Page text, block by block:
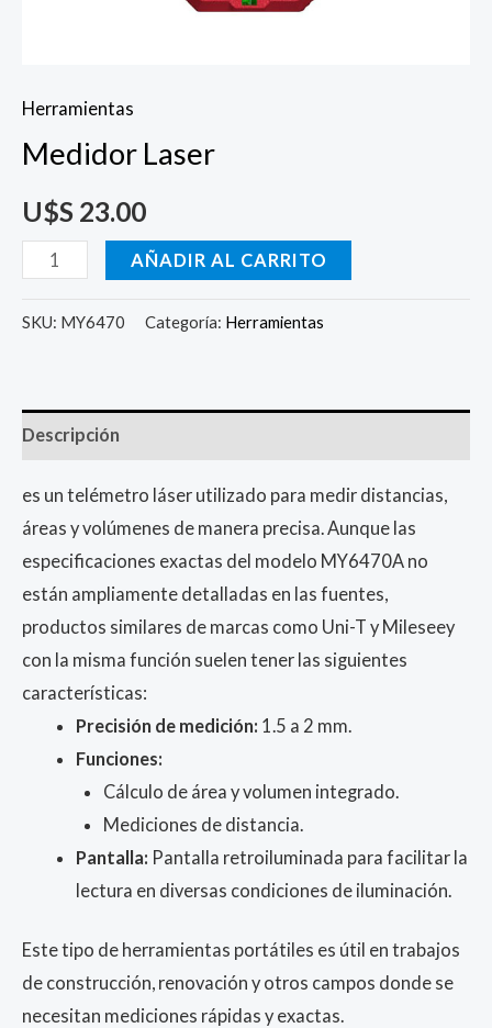
Herramientas
Medidor Laser
U$S 23.00
AÑADIR AL CARRITO
SKU: MY6470 Categoría: Herramientas
Descripción
es un telémetro láser utilizado para medir distancias,
áreas y volúmenes de manera precisa. Aunque las
especificaciones exactas del modelo MY6470A no
están ampliamente detalladas en las fuentes,
productos similares de marcas como Uni-T y Mileseey
con la misma función suelen tener las siguientes
características:
Precisión de medición: 1.5 a 2 mm.
Funciones:
Cálculo de área y volumen integrado.
Mediciones de distancia.
Pantalla: Pantalla retroiluminada para facilitar la
lectura en diversas condiciones de iluminación.
Este tipo de herramientas portátiles es útil en trabajos
de construcción, renovación y otros campos donde se
necesitan mediciones rápidas y exactas.